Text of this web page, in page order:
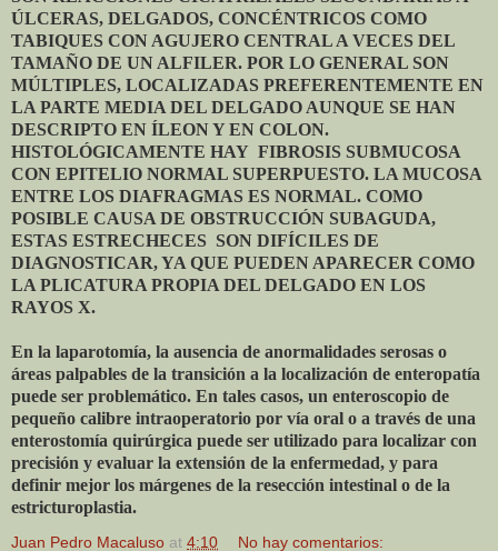
ÚLCERAS, DELGADOS, CONCÉNTRICOS COMO
TABIQUES CON AGUJERO CENTRAL A VECES DEL
TAMAÑO DE UN ALFILER. POR LO GENERAL SON
MÚLTIPLES, LOCALIZADAS PREFERENTEMENTE EN
LA PARTE MEDIA DEL DELGADO AUNQUE SE HAN
DESCRIPTO EN ÍLEON Y EN COLON.
HISTOLÓGICAMENTE HAY FIBROSIS SUBMUCOSA
CON EPITELIO NORMAL SUPERPUESTO. LA MUCOSA
ENTRE LOS DIAFRAGMAS ES NORMAL. COMO
POSIBLE CAUSA DE OBSTRUCCIÓN SUBAGUDA,
ESTAS ESTRECHECES SON DIFÍCILES DE
DIAGNOSTICAR, YA QUE PUEDEN APARECER COMO
LA PLICATURA PROPIA DEL DELGADO EN LOS
RAYOS X.
En la laparotomía, la ausencia de anormalidades serosas o
áreas palpables de la transición a la localización de enteropatía
puede ser problemático. En tales casos, un enteroscopio de
pequeño calibre intraoperatorio por vía oral o a través de una
enterostomía quirúrgica puede ser utilizado para localizar con
precisión y evaluar la extensión de la enfermedad, y para
definir mejor los márgenes de la resección intestinal o de la
estricturoplastia.
Juan Pedro Macaluso at 4:10 No hay comentarios: